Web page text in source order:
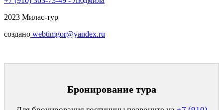
2023 Милас-тур
создано webtimgor@yandex.ru
Бронирование тура